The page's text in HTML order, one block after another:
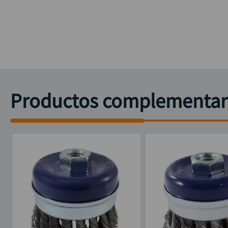
Productos